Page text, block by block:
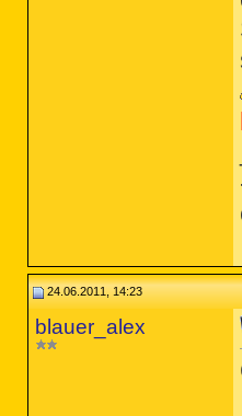
24.06.2011, 14:23
blauer_alex